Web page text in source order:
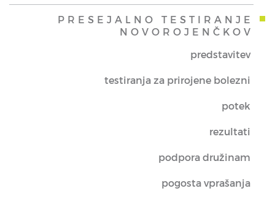
PRESEJALNO TESTIRANJE
NOVOROJENČKOV
predstavitev
testiranja za prirojene bolezni
potek
rezultati
podpora družinam
pogosta vprašanja